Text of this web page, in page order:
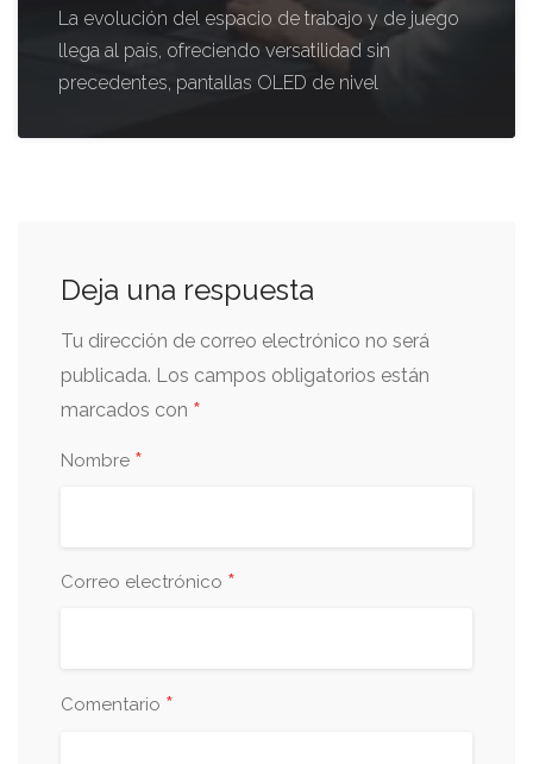
La evolución del espacio de trabajo y de juego
llega al país, ofreciendo versatilidad sin
precedentes, pantallas OLED de nivel
Deja una respuesta
Tu dirección de correo electrónico no será
publicada. Los campos obligatorios están
marcados con *
Nombre *
Correo electrónico *
Comentario *